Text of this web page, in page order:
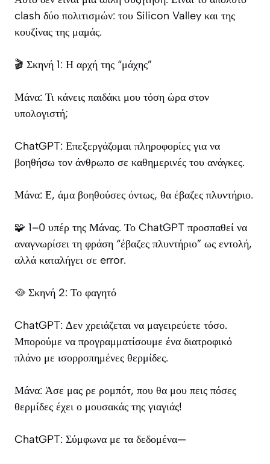
clash δύο πολιτισμών: του Silicon Valley και της
κουζίνας της μαμάς.
🎬 Σκηνή 1: Η αρχή της “μάχης”
Μάνα: Τι κάνεις παιδάκι μου τόση ώρα στον
υπολογιστή;
ChatGPT: Επεξεργάζομαι πληροφορίες για να
βοηθήσω τον άνθρωπο σε καθημερινές του ανάγκες.
Μάνα: Ε, άμα βοηθούσες όντως, θα έβαζες πλυντήριο.
🧩 1–0 υπέρ της Μάνας. Το ChatGPT προσπαθεί να
αναγνωρίσει τη φράση “έβαζες πλυντήριο” ως εντολή,
αλλά καταλήγει σε error.
🥘 Σκηνή 2: Το φαγητό
ChatGPT: Δεν χρειάζεται να μαγειρεύετε τόσο.
Μπορούμε να προγραμματίσουμε ένα διατροφικό
πλάνο με ισορροπημένες θερμίδες.
Μάνα: Άσε μας ρε ρομπότ, που θα μου πεις πόσες
θερμίδες έχει ο μουσακάς της γιαγιάς!
ChatGPT: Σύμφωνα με τα δεδομένα—